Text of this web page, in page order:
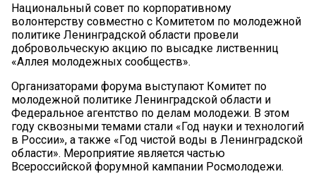
Национальный совет по корпоративному
волонтерству совместно с Комитетом по молодежной
политике Ленинградской области провели
добровольческую акцию по высадке лиственниц
«Аллея молодежных сообществ».
Организаторами форума выступают Комитет по
молодежной политике Ленинградской области и
Федеральное агентство по делам молодежи. В этом
году сквозными темами стали «Год науки и технологий
в России», а также «Год чистой воды в Ленинградской
области». Мероприятие является частью
Всероссийской форумной кампании Росмолодежи.